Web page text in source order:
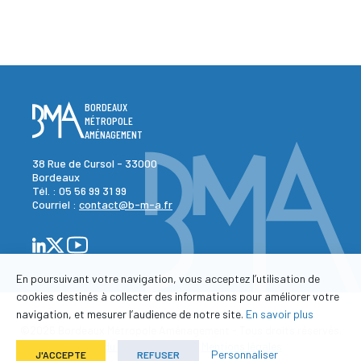
BORDEAUX
MÉTROPOLE
AMÉNAGEMENT
38 Rue de Cursol - 33000
Bordeaux
Tél. : 05 56 99 31 99
Courriel : contact@b-m-a.fr
- -
En poursuivant votre navigation, vous acceptez l’utilisation de
cookies destinés à collecter des informations pour améliorer votre
navigation, et mesurer l’audience de notre site. En savoir plus
J'ACCEPTE REFUSER Personnaliser